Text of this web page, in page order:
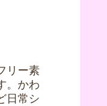
リー素
。かわ
日常シ